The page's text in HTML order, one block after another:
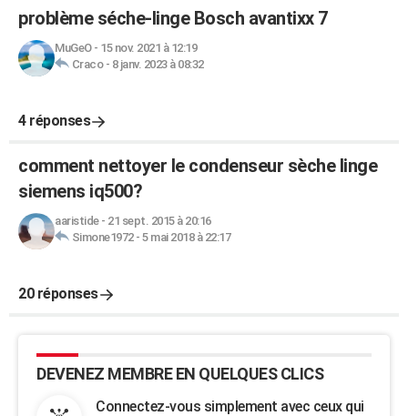
problème séche-linge Bosch avantixx 7
MuGeO- 15 nov. 2021 à 12:19
Craco- 8 janv. 2023 à 08:32
4 réponses
comment nettoyer le condenseur sèche linge
siemens iq500?
aaristide- 21 sept. 2015 à 20:16
Simone1972- 5 mai 2018 à 22:17
20 réponses
DEVENEZ MEMBRE EN QUELQUES CLICS
Connectez-vous simplement avec ceux qui